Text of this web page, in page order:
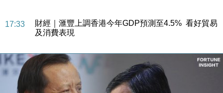
17:33
財經｜滙豐上調香港今年GDP預測至4.5% 看好貿易
及消費表現
損失近6900萬元
16:05
財經｜日經失守6.5萬點後回穩 全周仍升近2%